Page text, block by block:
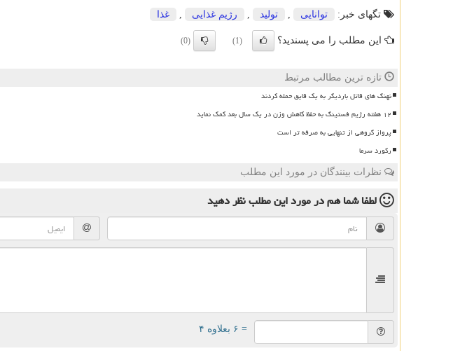
تگهای خبر: توانایی , تولید , رژیم غذایی , غذا
این مطلب را می پسندید؟ (1)
(0)
تازه ترین مطالب مرتبط
نهنگ های قاتل باردیگر به یک قایق حمله کردند
۱۲ هفته رژیم فستینگ به حفظ کاهش وزن در یک سال بعد کمک نماید
پرواز گروهی از تنهایی به صرفه تر است
رکورد سرما
نظرات بینندگان در مورد این مطلب
لطفا شما همدر مورد این مطلبنظر دهید
= ۶ بعلاوه ۴